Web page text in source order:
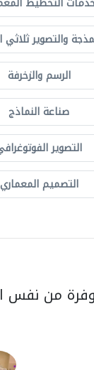
والتصوير ثلاثي
الرسم والزخرفة
صناعة النماذج
التصوير
التصميم المعماري
من نفس